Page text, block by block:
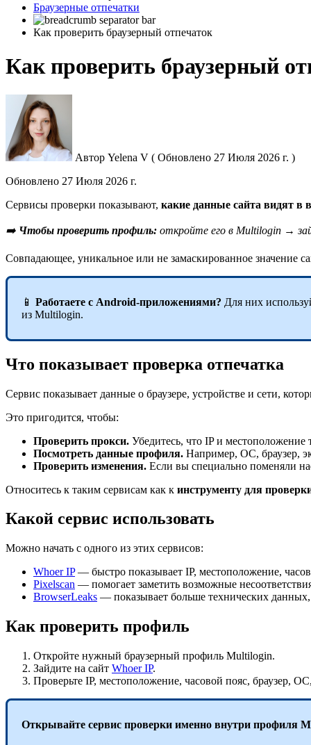
Браузерные отпечатки
Как проверить браузерный отпечаток
Как проверить браузерный
Автор Yelena V ( Обновлено 27 Июля 2026 г. )
Обновлено 27 Июля 2026 г.
Сервисы проверки показывают, какие данные сайта видят в
➡️ Чтобы проверить профиль: откройте его в Multilogin →
Совпадающее, уникальное или не замаскированное значение
📱 Работаете с Android-приложениями? Для них
из Multilogin.
Что показывает проверка отпечатка
Сервис показывает данные о браузере, устройстве и сети,
Это пригодится, чтобы:
Проверить прокси. Убедитесь, что IP и местоположение
Посмотреть данные профиля. Например, ОС, браузер,
Проверить изменения. Если вы специально поменяли
Относитесь к таким сервисам как к инструменту для
Какой сервис использовать
Можно начать с одного из этих сервисов:
Whoer IP— быстро показывает IP, местоположение,
Pixelscan — помогает заметить возможные
BrowserLeaks — показывает больше технических
Как проверить профиль
Откройте нужный браузерный профиль Multilogin.
Зайдите на сайт Whoer IP.
Проверьте IP, местоположение, часовой пояс, браузер,
Открывайте сервис проверки именно внутри профиля